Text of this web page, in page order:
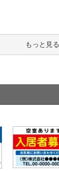
もっと見る